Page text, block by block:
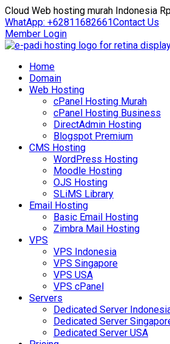
Cloud Web hosting murah Indonesia
WhatApp: +62811682661Contact Us
Member Login
Home
Domain
Web Hosting
cPanel Hosting Murah
cPanel Hosting Business
DirectAdmin Hosting
Blogspot Premium
CMS Hosting
WordPress Hosting
Moodle Hosting
OJS Hosting
SLiMS Library
Email Hosting
Basic Email Hosting
Zimbra Mail Hosting
VPS
VPS Indonesia
VPS Singapore
VPS USA
VPS cPanel
Servers
Dedicated Server
Dedicated Server
Dedicated Server USA